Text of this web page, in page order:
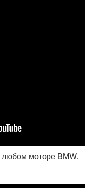
моторе BMW.